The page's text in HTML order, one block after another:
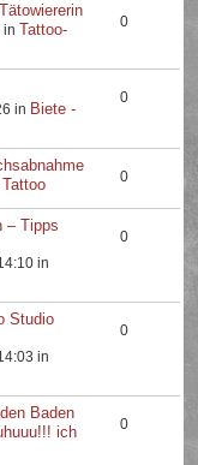
in Tattoo-
0
in Biete -
0
Tattoo 0
– Tipps
in
0
Studio
in
0
Baden
ich
0